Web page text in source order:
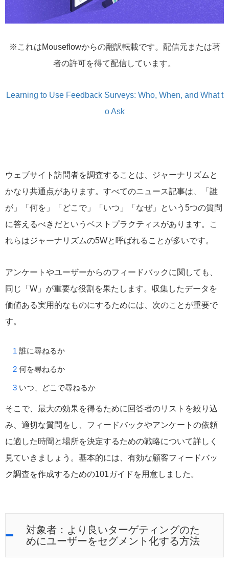
※これはMouseflowからの翻訳転載です。配信元または著
者の許可を得て配信しています。
Learning to Use Feedback Surveys: Who, When, and What t
o Ask
ウェブサイト訪問者を調査することは、ジャーナリズムと
かなり共通点があります。すべてのニュース記事は、「誰
が」「何を」「どこで」「いつ」「なぜ」という5つの質問
に答えるべきだというベストプラクティスがあります。こ
れらはジャーナリズムの5Wと呼ばれることが多いです。
アンケートやユーザーからのフィードバックに関しても、
同じ「W」が重要な役割を果たします。収集したデータを
価値ある実用的なものにするためには、次のことが重要で
す。
誰に尋ねるか
何を尋ねるか
いつ、どこで尋ねるか
そこで、最大の効果を得るために回答者のリストを絞り込
み、適切な質問をし、フィードバックやアンケートの依頼
に適した時間と場所を決定するための戦略について詳しく
見ていきましょう。基本的には、有効な顧客フィードバッ
ク調査を作成するための101ガイドを用意しました。
対象者：より良いターゲティングのた
めにユーザーをセグメント化する方法